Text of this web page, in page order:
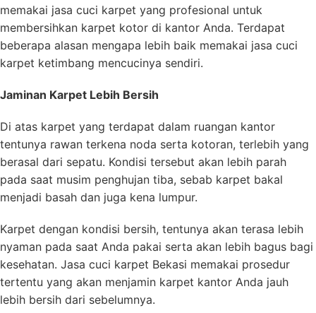
memakai jasa cuci karpet yang profesional untuk
membersihkan karpet kotor di kantor Anda. Terdapat
beberapa alasan mengapa lebih baik memakai jasa cuci
karpet ketimbang mencucinya sendiri.
Jaminan Karpet Lebih Bersih
Di atas karpet yang terdapat dalam ruangan kantor
tentunya rawan terkena noda serta kotoran, terlebih yang
berasal dari sepatu. Kondisi tersebut akan lebih parah
pada saat musim penghujan tiba, sebab karpet bakal
menjadi basah dan juga kena lumpur.
Karpet dengan kondisi bersih, tentunya akan terasa lebih
nyaman pada saat Anda pakai serta akan lebih bagus bagi
kesehatan. Jasa cuci karpet Bekasi memakai prosedur
tertentu yang akan menjamin karpet kantor Anda jauh
lebih bersih dari sebelumnya.